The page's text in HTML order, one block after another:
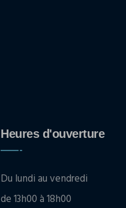
Heures d'ouverture
Du lundi au vendredi
de 13h00 à 18h00